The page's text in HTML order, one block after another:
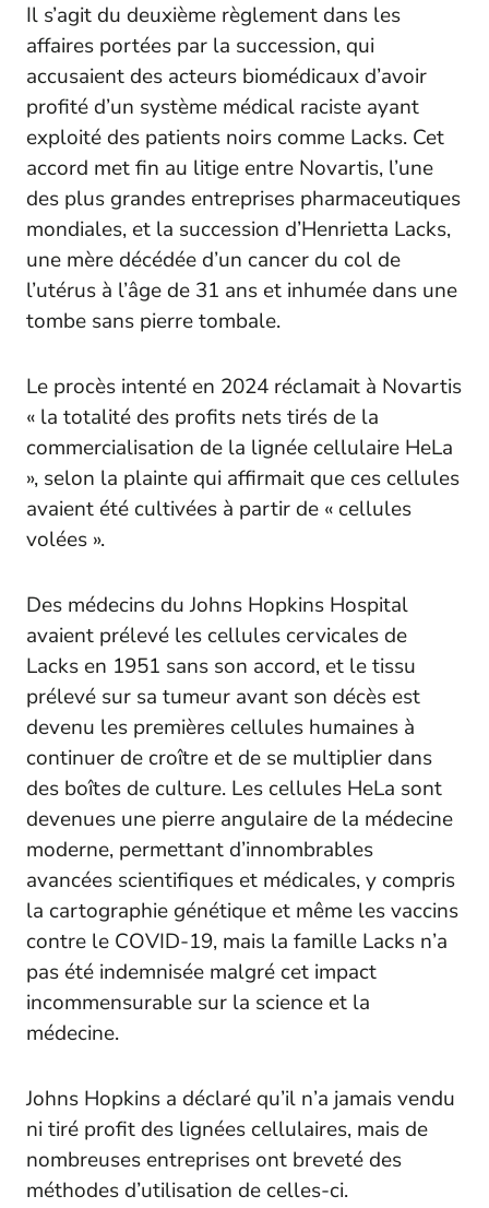
Il s’agit du deuxième règlement dans les
affaires portées par la succession, qui
accusaient des acteurs biomédicaux d’avoir
profité d’un système médical raciste ayant
exploité des patients noirs comme Lacks. Cet
accord met fin au litige entre Novartis, l’une
des plus grandes entreprises pharmaceutiques
mondiales, et la succession d’Henrietta Lacks,
une mère décédée d’un cancer du col de
l’utérus à l’âge de 31 ans et inhumée dans une
tombe sans pierre tombale.
Le procès intenté en 2024 réclamait à Novartis
« la totalité des profits nets tirés de la
commercialisation de la lignée cellulaire HeLa
», selon la plainte qui affirmait que ces cellules
avaient été cultivées à partir de « cellules
volées ».
Des médecins du Johns Hopkins Hospital
avaient prélevé les cellules cervicales de
Lacks en 1951 sans son accord, et le tissu
prélevé sur sa tumeur avant son décès est
devenu les premières cellules humaines à
continuer de croître et de se multiplier dans
des boîtes de culture. Les cellules HeLa sont
devenues une pierre angulaire de la médecine
moderne, permettant d’innombrables
avancées scientifiques et médicales, y compris
la cartographie génétique et même les vaccins
contre le COVID-19, mais la famille Lacks n’a
pas été indemnisée malgré cet impact
incommensurable sur la science et la
médecine.
Johns Hopkins a déclaré qu’il n’a jamais vendu
ni tiré profit des lignées cellulaires, mais de
nombreuses entreprises ont breveté des
méthodes d’utilisation de celles-ci.